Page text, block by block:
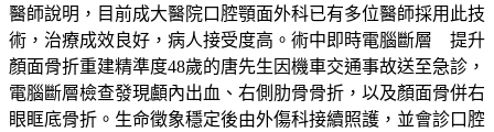
醫師說明，目前成大醫院口腔顎面外科已有多位醫師採用此技
術，治療成效良好，病人接受度高。術中即時電腦斷層 提升
顏面骨折重建精準度48歲的唐先生因機車交通事故送至急診，
電腦斷層檢查發現顱內出血、右側肋骨骨折，以及顏面骨併右
眼眶底骨折。生命徵象穩定後由外傷科接續照護，並會診口腔